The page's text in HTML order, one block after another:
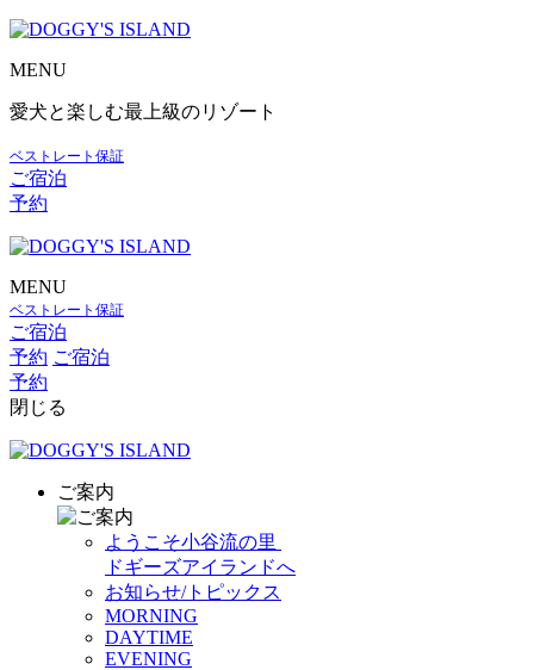
MENU
愛犬と楽しむ最上級のリゾート
ベストレート保証
ご宿泊
予約
MENU
ベストレート保証
ご宿泊
予約 ご宿泊
予約
閉じる
ご案内
ようこそ小谷流の里
ドギーズアイランドへ
お知らせ/トピックス
MORNING
DAYTIME
EVENING